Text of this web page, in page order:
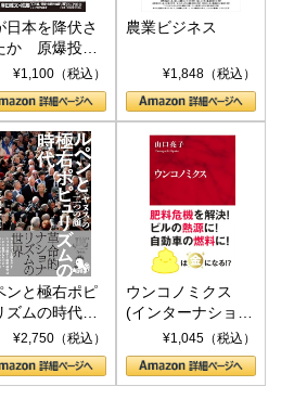
日本を降伏さ
か 原爆投
ソ連参戦、そ
聖断 (PHP新
¥1,100（税込）
農業ビジネス
¥1,848（税込）
ンと極右ポピ
ズムの時代：
ヌス〉の二つ
¥2,750（税込）
ウンコノミクス
(インターナショナ
ル新書)¥1,045（税込）